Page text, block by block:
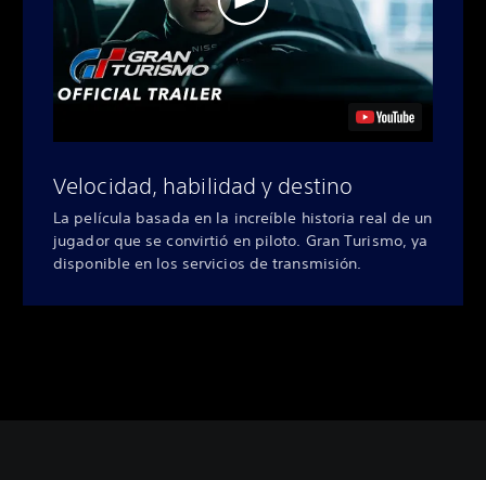
Velocidad, habilidad y destino
La película basada en la increíble historia real de un
jugador que se convirtió en piloto. Gran Turismo, ya
disponible en los servicios de transmisión.